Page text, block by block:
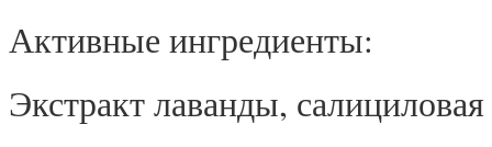
Активные ингредиенты:
Экстракт лаванды,